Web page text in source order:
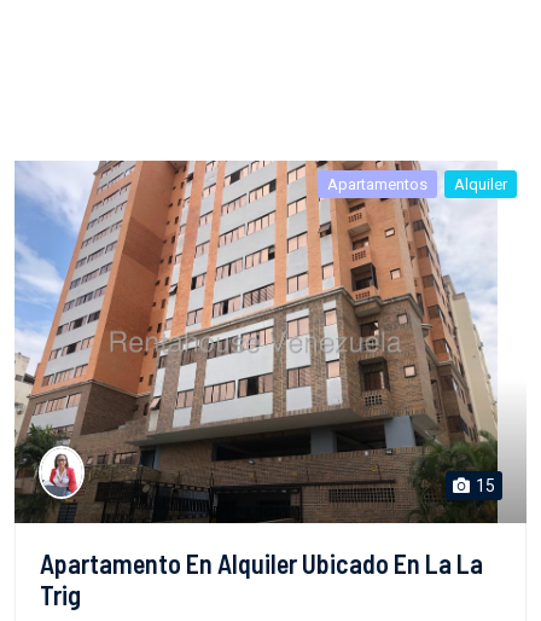
Apartamentos Alquiler
15
Apartamento En Alquiler Ubicado En La La
Trig